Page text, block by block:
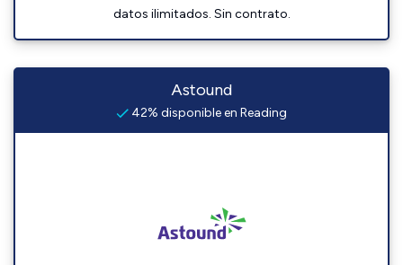
datos ilimitados. Sin contrato.
Astound
42% disponible en Reading